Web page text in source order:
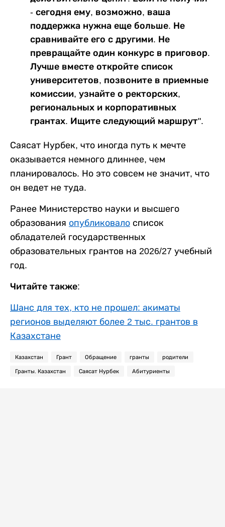
- сегодня ему, возможно, ваша
поддержка нужна еще больше. Не
сравнивайте его с другими. Не
превращайте один конкурс в приговор.
Лучше вместе откройте список
университетов, позвоните в приемные
комиссии, узнайте о ректорских,
региональных и корпоративных
грантах. Ищите следующий маршрут".
Саясат Нурбек, что иногда путь к мечте
оказывается немного длиннее, чем
планировалось. Но это совсем не значит, что
он ведет не туда.
Ранее Министерство науки и высшего
образования опубликовало список
обладателей государственных
образовательных грантов на 2026/27 учебный
год.
Читайте также:
Шанс для тех, кто не прошел: акиматы
регионов выделяют более 2 тыс. грантов в
Казахстане
Казахстан Грант Обращение гранты родители
Гранты. Казахстан Саясат Нурбек Абитуриенты